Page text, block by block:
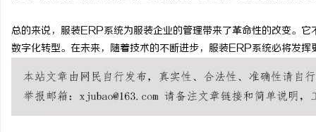
总的来说，服装ERP系统为服装企业的管理带来了革命性的改变。
数字化转型。在未来，随着技术的不断进步，服装ERP系统必将发